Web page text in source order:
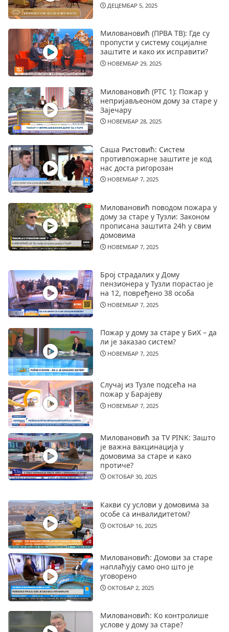
ДЕЦЕМБАР 5, 2025
Миловановић (ПРВА ТВ): Где су
пропусти у систему социјалне
заштите и како их исправити?
НОВЕМБАР 29, 2025
Миловановић (РТС 1): Пожар у
непријављеоном дому за старе у
Зајечару
НОВЕМБАР 28, 2025
Саша Ристовић: Систем
противпожарне заштите је код
нас доста ригорозан
НОВЕМБАР 7, 2025
Миловановић поводом пожара у
дому за старе у Тузли: Законом
прописана заштита 24h у свим
домовима
НОВЕМБАР 7, 2025
Број страдалих у Дому
пензионера у Тузли порастао је
на 12, повређено 38 особа
НОВЕМБАР 7, 2025
Пожар у дому за старе у БиХ – да
ли је заказао систем?
НОВЕМБАР 7, 2025
Случај из Тузле подсећа на
пожар у Барајеву
НОВЕМБАР 7, 2025
Миловановић за TV PINK: Зашто
је важна вакцинација у
домовима за старе и како
протиче?
ОКТОБАР 30, 2025
Какви су услови у домовима за
особе са инвалидитетом?
ОКТОБАР 16, 2025
Миловановић: Домови за старе
наплаћују само оно што је
уговорено
ОКТОБАР 2, 2025
Миловановић: Ко контролише
услове у дому за старе?